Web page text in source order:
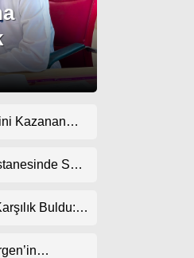
Gündem
Dünya
Spor
Kazanan
Son
KısaldıBuldu: